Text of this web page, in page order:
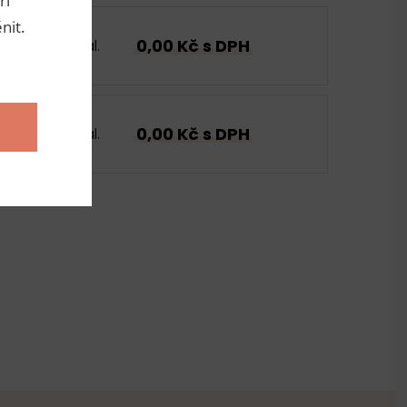
bal. 0,00 Kč s DPH
bal. 0,00 Kč s DPH